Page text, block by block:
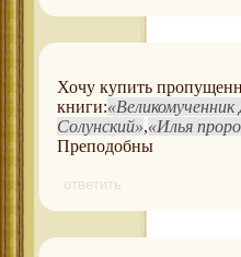
Хочу купить
книги:
Солунский , Илья
Преподобны
ответить